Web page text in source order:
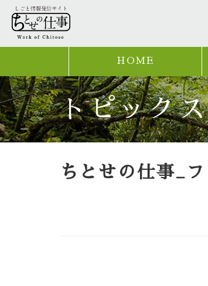
HOME
トピック
ちとせの仕事_